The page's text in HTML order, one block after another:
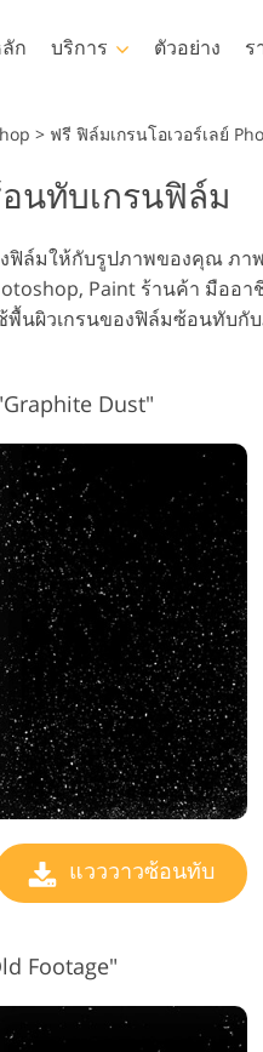
ก บริการ
เดลเสื้อผ้าที่สร้างโดย AI
บริการรีทัชเครื่องประดับ
ตัวอย่าง ร
Photoshop
Actions
อร์เลย์ Photoshop
Textures
คอลเลกชัน
อนทับคอลเลกชัน
มด
กา
คำ
คำ
> ฟรี ฟิล์มเกรนโอเวอร์เลย์
นทับเกรนฟิล์ม
ฟิล์มให้กับรูปภาพของคุณ ภ
Paint ร้านค้า มืออา
นผิวเกรนของฟิล์มซ้อนทับกั
Dust"
แวววาวซ้อนทับ
Footage"